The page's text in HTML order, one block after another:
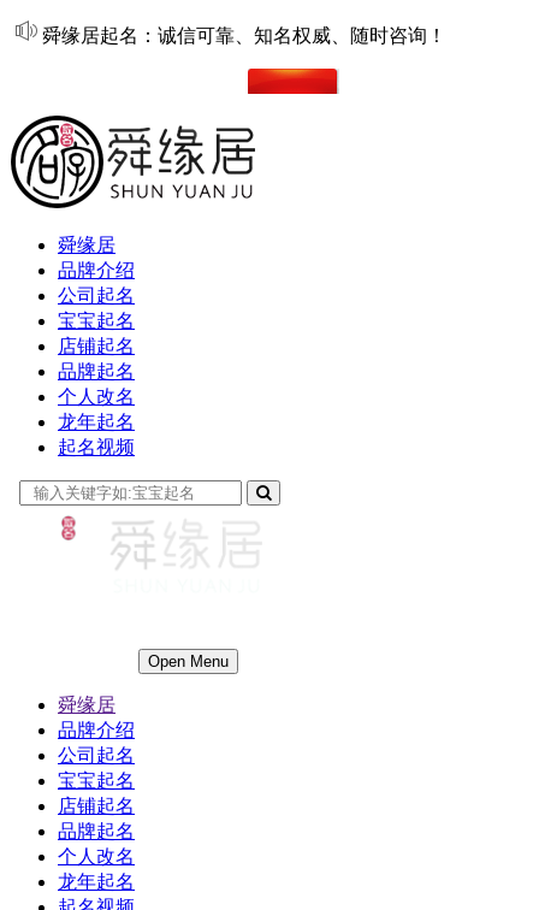
舜缘居起名：诚信可靠、知名权威、随时咨询！
舜缘居
品牌介绍
公司起名
宝宝起名
店铺起名
品牌起名
个人改名
龙年起名
起名视频
Open Menu
舜缘居
品牌介绍
公司起名
宝宝起名
店铺起名
品牌起名
个人改名
龙年起名